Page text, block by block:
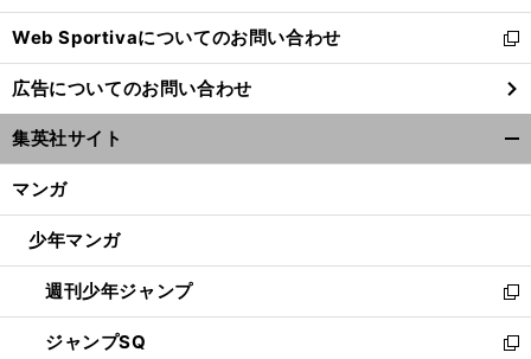
開
く
Web Sportivaについてのお問い合わせ
新
し
い
ウ
ィ
ン
ウ
開
く
広告についてのお問い合わせ
集英社サイト
マンガ
少年マンガ
週刊少年ジャンプ
新
し
い
ジャンプSQ
新